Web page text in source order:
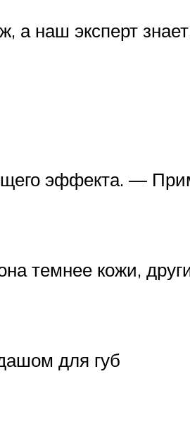
наш эксперт
эффекта. —
темнее кожи,
для губ